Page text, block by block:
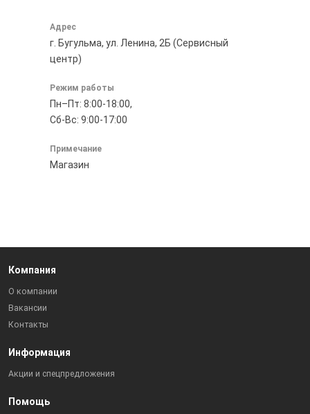
Адрес
г. Бугульма, ул. Ленина, 2Б (Сервисный
центр)
Режим работы
Пн–Пт: 8:00-18:00,
Сб-Вс: 9:00-17:00
Примечание
Магазин
Компания
О компании
Вакансии
Контакты
Информация
Акции и спецпредложения
Помощь